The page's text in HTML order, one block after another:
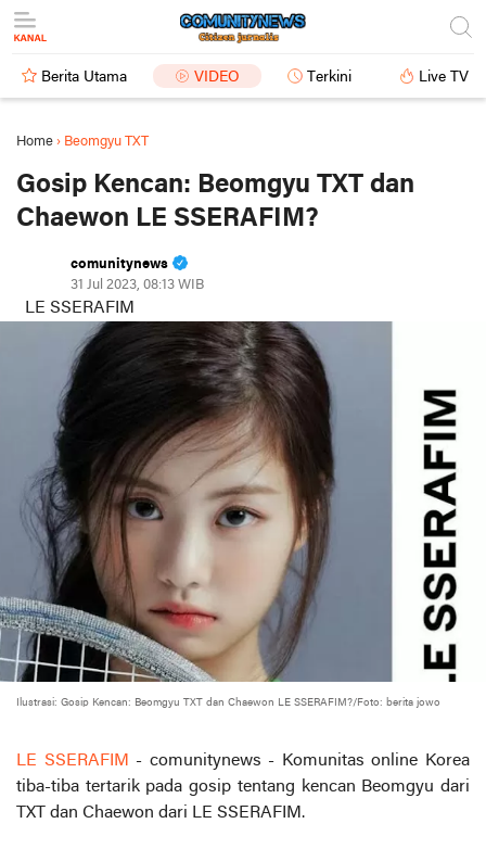
Berita Utama VIDEO Terkini Live TV
Home › Beomgyu TXT
Gosip Kencan: Beomgyu TXT dan
Chaewon LE SSERAFIM?
comunitynews
31 Jul 2023, 08:13 WIB
LE SSERAFIM
Ilustrasi: Gosip Kencan: Beomgyu TXT dan Chaewon LE SSERAFIM?/Foto: berita jowo
LE SSERAFIM - comunitynews - Komunitas online Korea
tiba-tiba tertarik pada gosip tentang kencan Beomgyu dari
TXT dan Chaewon dari LE SSERAFIM.